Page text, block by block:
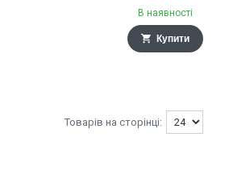
В наявності
Купити